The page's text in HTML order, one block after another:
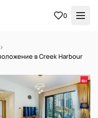
0
›
в Creek Harbour